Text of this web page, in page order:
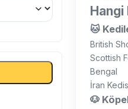
Hangi
🐱
British
Scottish
Bengal
İran
🐶